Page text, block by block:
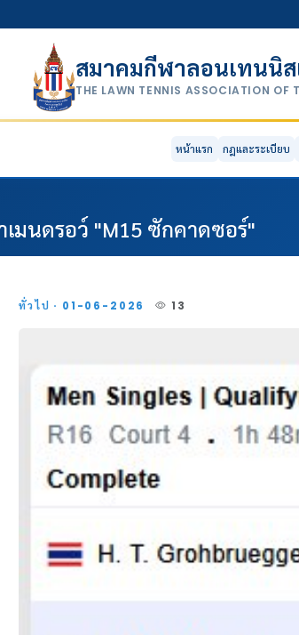
สมาคมกีฬาลอนเทนนิ
THE LAWN TENNIS ASSOCIATION OF
หน้าแรก กฎและระเบียบ
เมนดรอว์ "M15 ซักคาดซอร์"
ทั่วไป · 01-06-2026 13